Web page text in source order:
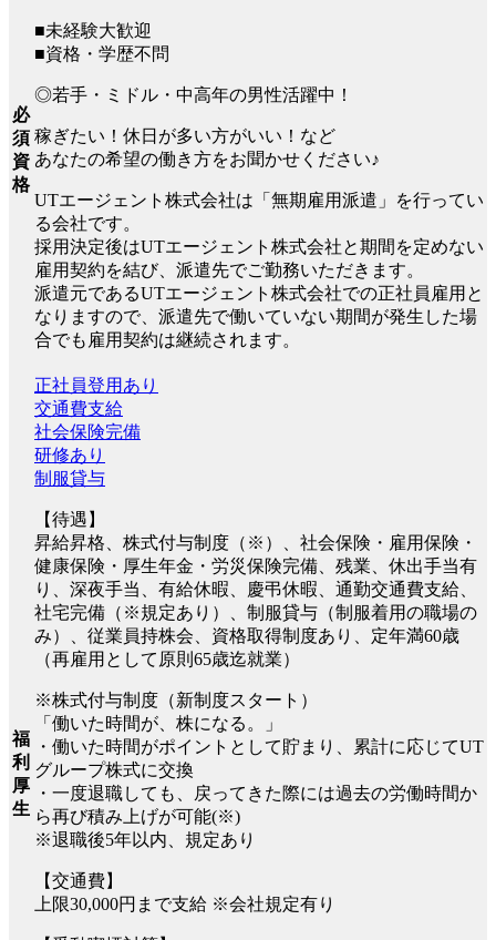
必
須
資
格
■未経験大歓迎
■資格・学歴不問
◎若手・ミドル・中高年の男性活躍中！
稼ぎたい！休日が多い方がいい！など
あなたの希望の働き方をお聞かせください♪
UTエージェント株式会社は「無期雇用派遣」を行ってい
る会社です。
採用決定後はUTエージェント株式会社と期間を定めない
雇用契約を結び、派遣先でご勤務いただきます。
派遣元であるUTエージェント株式会社での正社員雇用と
なりますので、派遣先で働いていない期間が発生した場
合でも雇用契約は継続されます。
福
利
厚
生
正社員登用あり
交通費支給
社会保険完備
研修あり
制服貸与
【待遇】
昇給昇格、株式付与制度（※）、社会保険・雇用保険・
健康保険・厚生年金・労災保険完備、残業、休出手当有
り、深夜手当、有給休暇、慶弔休暇、通勤交通費支給、
社宅完備（※規定あり）、制服貸与（制服着用の職場の
み）、従業員持株会、資格取得制度あり、定年満60歳
（再雇用として原則65歳迄就業）
※株式付与制度（新制度スタート）
「働いた時間が、株になる。」
・働いた時間がポイントとして貯まり、累計に応じてUT
グループ株式に交換
・一度退職しても、戻ってきた際には過去の労働時間か
ら再び積み上げが可能(※)
※退職後5年以内、規定あり
【交通費】
上限30,000円まで支給 ※会社規定有り